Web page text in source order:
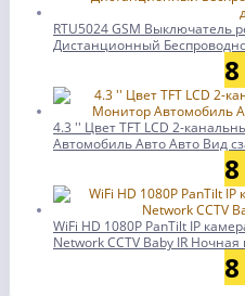
RTU5024 GSM Выключатель
Дистанционный
4.3 '' Цвет TFT LCD 2-
Автомобиль Авто Авто Вид
WiFi HD 1080P PanTilt IP
Network CCTV Baby IR